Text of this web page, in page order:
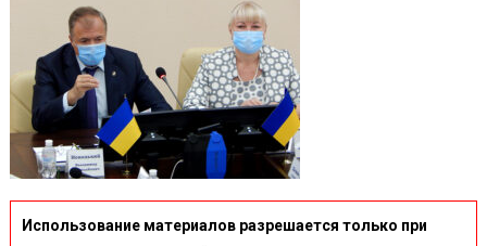
Использование материалов разрешается только при